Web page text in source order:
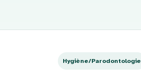
Hygiène/Parodontologie